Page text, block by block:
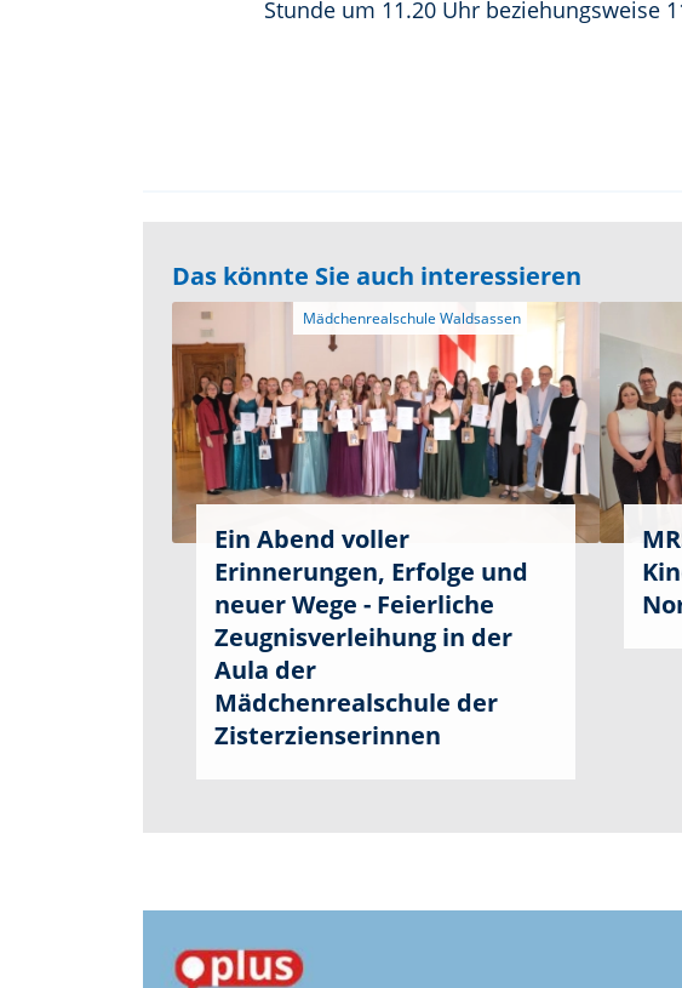
Stunde um 11.20 Uhr beziehungsweise
Das könnte Sie auch interessieren
Ein Abend voller
Erinnerungen, Erfolge und
neuer Wege - Feierliche
Zeugnisverleihung in der
Aula der
Mädchenrealschule der
Zisterzienserinnen